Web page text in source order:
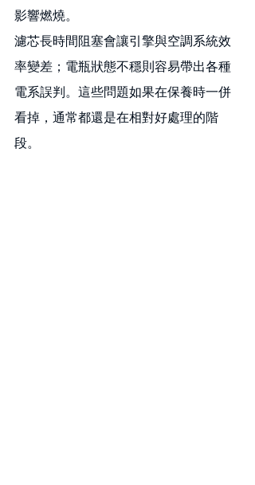
影響燃燒。
濾芯長時間阻塞會讓引擎與空調系統效
率變差；電瓶狀態不穩則容易帶出各種
電系誤判。這些問題如果在保養時一併
看掉，通常都還是在相對好處理的階
段。